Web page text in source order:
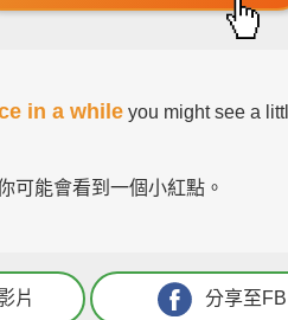
in a while you might see a
可能會看到一個小紅點。
片 分享至FB